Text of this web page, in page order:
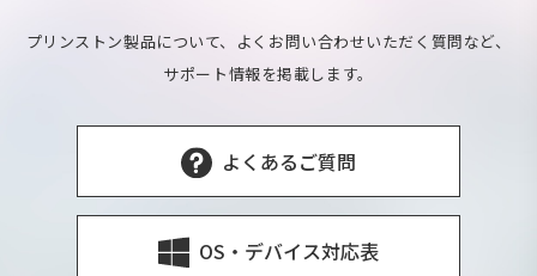
プリンストン製品について、よくお問い合わせいただく質問など、
サポート情報を掲載します。
よくあるご質問
OS・デバイス対応表